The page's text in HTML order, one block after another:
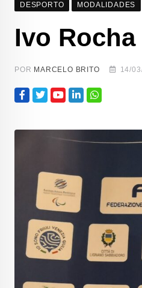
DESPORTO MODALIDADES
Ivo
POR MARCELO BRITO 14/